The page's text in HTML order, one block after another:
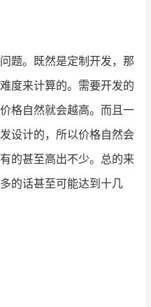
题。既然是定制开发，那
度来计算的。需要开发的
格自然就会越高。而且一
设计的，所以价格自然会
的甚至高出不少。总的来
的话甚至可能达到十几